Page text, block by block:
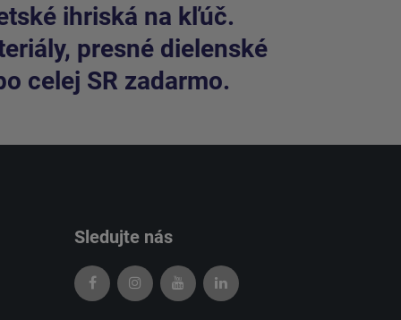
ihriská na kľúč.
presné dielenské
celej SR zadarmo.
Sledujte nás